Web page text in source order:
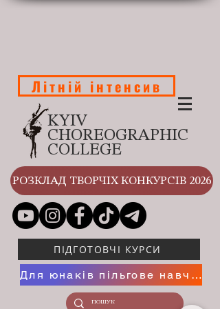
KYIV
CHOREOGRAPHIC
COLLEGE
Літній інтенсив
РОЗКЛАД ТВОРЧІХ КОНКУРСІВ 2026
ПІДГОТОВЧІ КУРСИ
Для юнаків пільгове навчання